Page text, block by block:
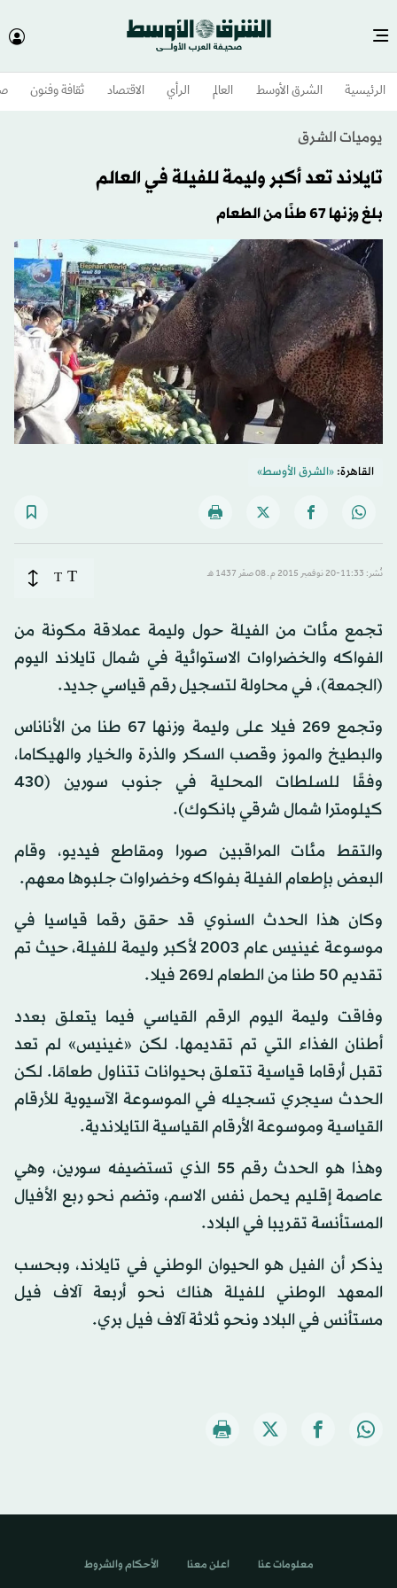
الرئيسية الشرق الأوسط​ العالم الرأي الاقتصاد ثقافة وفنون
يوميات الشرق
تايلاند تعد أكبر وليمة للفيلة في العالم
بلغ وزنها 67 طنًا من الطعام
القاهرة:«الشرق الأوسط»
نُشر: 11:33-20 نوفمبر 2015 م ـ 08 صفَر 1437 هـ T
T
تجمع مئات من الفيلة حول وليمة عملاقة مكونة من
الفواكه والخضراوات الاستوائية في شمال تايلاند اليوم
(الجمعة)، في محاولة لتسجيل رقم قياسي جديد.
وتجمع 269 فيلا على وليمة وزنها 67 طنا من الأناناس
والبطيخ والموز وقصب السكر والذرة والخيار والهيكاما،
وفقًا للسلطات المحلية في جنوب سورين (430
كيلومترا شمال شرقي بانكوك).
والتقط مئات المراقبين صورا ومقاطع فيديو، وقام
البعض بإطعام الفيلة بفواكه وخضراوات جلبوها معهم.
وكان هذا الحدث السنوي قد حقق رقما قياسيا في
موسوعة غينيس عام 2003 لأكبر وليمة للفيلة، حيث تم
تقديم 50 طنا من الطعام لـ269 فيلا.
وفاقت وليمة اليوم الرقم القياسي فيما يتعلق بعدد
أطنان الغذاء التي تم تقديمها. لكن «غينيس» لم تعد
تقبل أرقاما قياسية تتعلق بحيوانات تتناول طعامًا. لكن
الحدث سيجري تسجيله في الموسوعة الآسيوية للأرقام
القياسية وموسوعة الأرقام القياسية التايلاندية.
وهذا هو الحدث رقم 55 الذي تستضيفه سورين، وهي
عاصمة إقليم يحمل نفس الاسم، وتضم نحو ربع الأفيال
المستأنسة تقريبا في البلاد.
يذكر أن الفيل هو الحيوان الوطني في تايلاند، وبحسب
المعهد الوطني للفيلة هناك نحو أربعة آلاف فيل
مستأنس في البلاد ونحو ثلاثة آلاف فيل بري.
معلومات عنا اعلن معنا الأحكام والشروط